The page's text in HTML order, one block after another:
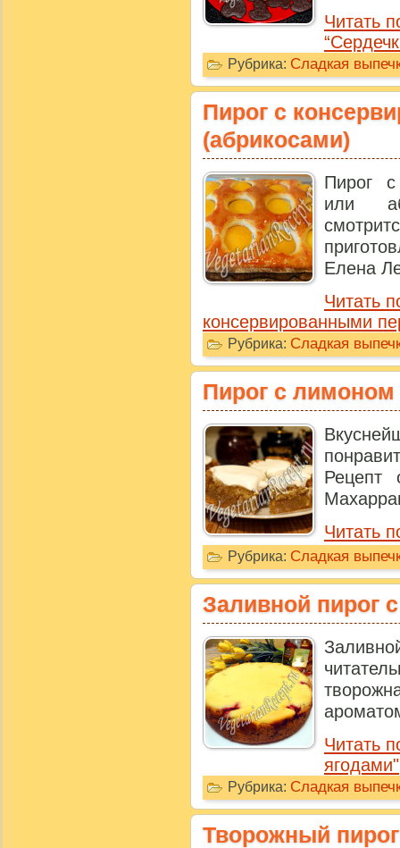
Читать
Рубрика: Сладкая
Пирог с
(абрикосами)
Пирог с
или
Елена
Читать
консервированными
Рубрика: Сладкая
Пирог с лимоном
Рецепт
Читать
Рубрика: Сладкая
Заливной пирог
Читать
ягодами"
Рубрика: Сладкая
Творожный